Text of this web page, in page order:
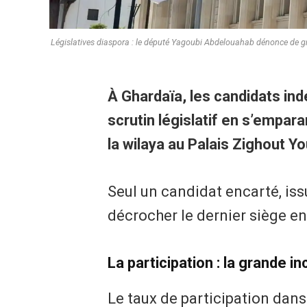
Législatives diaspora : le député Yagoubi Abdelouahab dénonce de
À Ghardaïa, les candidats
scrutin législatif en
la wilaya au Palais Zighout
Seul un candidat encarté,
décrocher le dernier siège
La participation : la grande
Le taux de participation